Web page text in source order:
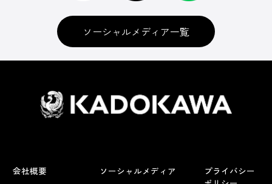
ソーシャルメディア一覧
会社概要
ソーシャルメディア
プライバシー